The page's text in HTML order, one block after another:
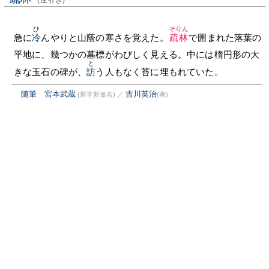
急に冷
ひ
んやりと山蔭の寒さを覚えた。 疏林
そりん
で囲まれた落葉の
平地に、幾つかの墓標がわびしく見える。中には楕円形の大
きな玉石の碑が、訪
と
う人もなく苔に埋もれていた。
随筆 宮本武蔵 (新字新仮名) ／ 吉川英治(著)